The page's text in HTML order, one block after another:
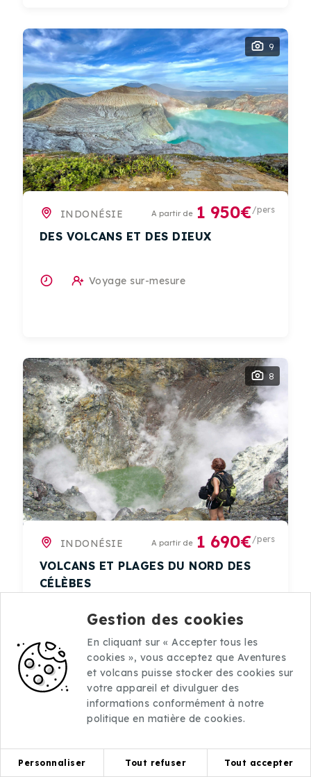
9
INDONÉSIE A partir de 1 950€/pers
DES VOLCANS ET DES DIEUX
Voyage sur-mesure
8
INDONÉSIE A partir de 1 690€/pers
VOLCANS ET PLAGES DU NORD DES
CÉLÈBES
Voyage sur-mesure
Gestion des cookies
En cliquant sur « Accepter tous les
cookies », vous acceptez que Aventures
et volcans puisse stocker des cookies sur
votre appareil et divulguer des
informations conformément à notre
politique en matière de cookies.
Personnaliser Tout refuser Tout accepter